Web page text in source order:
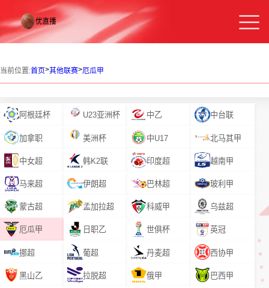
当前位置:首页>其他联赛>厄瓜甲
阿根廷杯 U23亚洲杯 中乙 中台联
加拿职 美洲杯 中U17 北马其甲
中女超 韩K2联 印度超 越南甲
马来超 伊朗超 巴林超 玻利甲
蒙古超 孟加拉超 科威甲 乌兹超
厄瓜甲 日职乙 世俱杯 英冠
挪超 葡超 丹麦超 西协甲
黑山乙 拉脱超 俄甲 巴西甲